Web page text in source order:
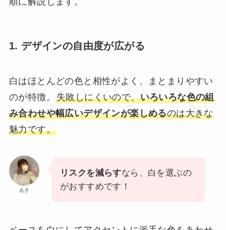
1. デザインの自由度が広がる
白はほとんどの色と相性がよく、まとまりやすい
のが特徴。 失敗しにくいので、いろいろな色の組
み合わせや幅広いデザインが楽しめるのは大きな
魅力です。
あき
リスクを減らすなら、白を選ぶの
がおすすめです！